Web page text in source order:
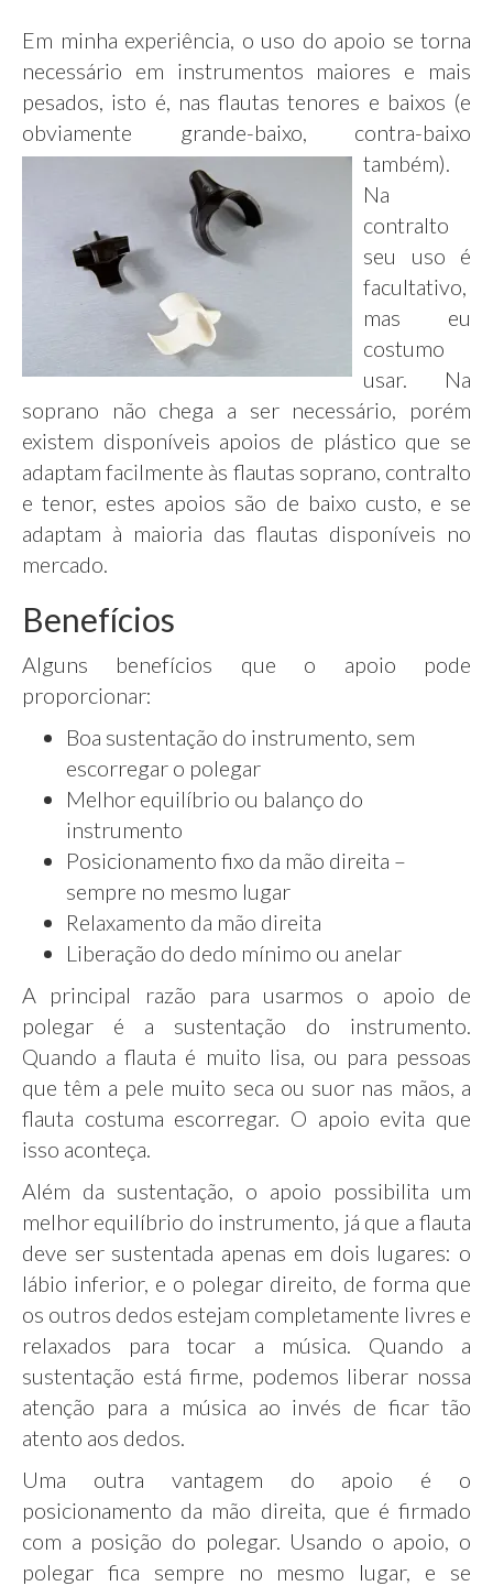
Em minha experiência, o uso do apoio se torna
necessário em instrumentos maiores e mais
pesados, isto é, nas flautas tenores e baixos (e
obviamente grande-baixo, contra-baixo
também).
Na
contralto
seu uso é
facultativo,
mas eu
costumo
usar. Na
soprano não chega a ser necessário, porém
existem disponíveis apoios de plástico que se
adaptam facilmente às flautas soprano, contralto
e tenor, estes apoios são de baixo custo, e se
adaptam à maioria das flautas disponíveis no
mercado.
Benefícios
Alguns benefícios que o apoio pode
proporcionar:
Boa sustentação do instrumento, sem
escorregar o polegar
Melhor equilíbrio ou balanço do
instrumento
Posicionamento fixo da mão direita –
sempre no mesmo lugar
Relaxamento da mão direita
Liberação do dedo mínimo ou anelar
A principal razão para usarmos o apoio de
polegar é a sustentação do instrumento.
Quando a flauta é muito lisa, ou para pessoas
que têm a pele muito seca ou suor nas mãos, a
flauta costuma escorregar. O apoio evita que
isso aconteça.
Além da sustentação, o apoio possibilita um
melhor equilíbrio do instrumento, já que a flauta
deve ser sustentada apenas em dois lugares: o
lábio inferior, e o polegar direito, de forma que
os outros dedos estejam completamente livres e
relaxados para tocar a música. Quando a
sustentação está firme, podemos liberar nossa
atenção para a música ao invés de ficar tão
atento aos dedos.
Uma outra vantagem do apoio é o
posicionamento da mão direita, que é firmado
com a posição do polegar. Usando o apoio, o
polegar fica sempre no mesmo lugar, e se